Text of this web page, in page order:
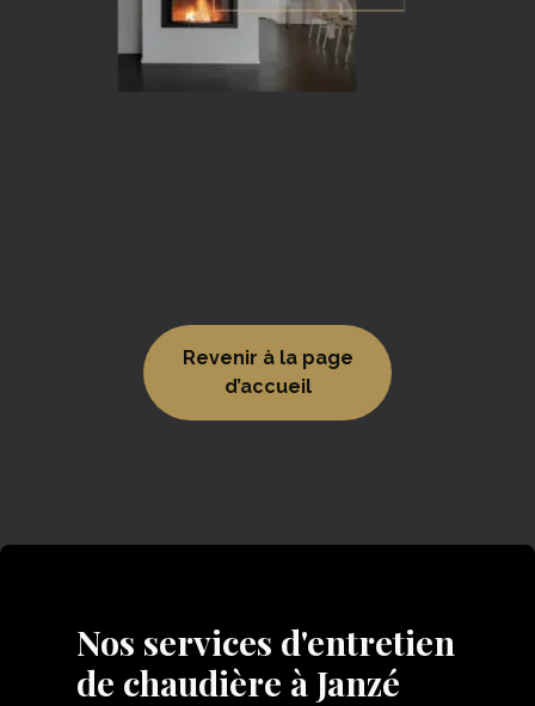
Revenir à la page
d’accueil
Nos services d'entretien
de chaudière à Janzé